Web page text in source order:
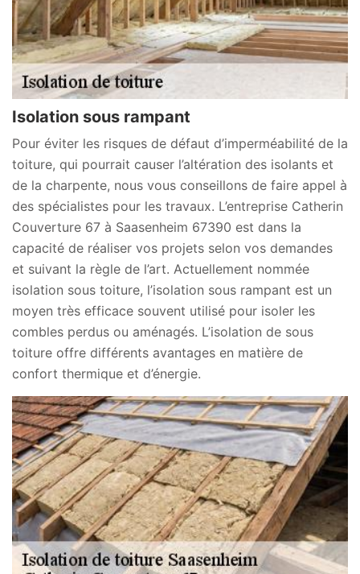
Isolation sous rampant
Pour éviter les risques de défaut d’imperméabilité de la
toiture, qui pourrait causer l’altération des isolants et
de la charpente, nous vous conseillons de faire appel à
des spécialistes pour les travaux. L’entreprise Catherin
Couverture 67 à Saasenheim 67390 est dans la
capacité de réaliser vos projets selon vos demandes
et suivant la règle de l’art. Actuellement nommée
isolation sous toiture, l’isolation sous rampant est un
moyen très efficace souvent utilisé pour isoler les
combles perdus ou aménagés. L’isolation de sous
toiture offre différents avantages en matière de
confort thermique et d’énergie.